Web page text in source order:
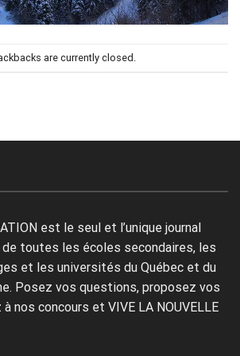
are currently closed.
est le seul et l’unique journal
toutes les écoles secondaires, les
et les universités du Québec et du
Posez vos questions, proposez vos
nos concours et VIVE LA NOUVELLE